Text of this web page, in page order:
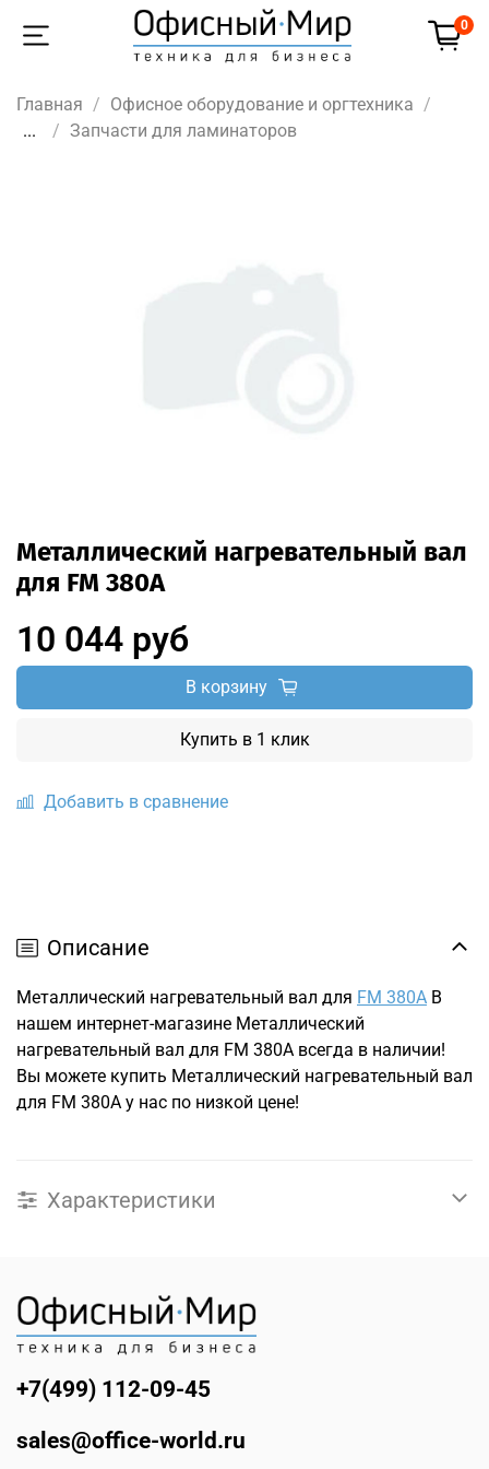
0
Главная
Офисное оборудование и оргтехника
...
Запчасти для ламинаторов
Металлический нагревательный вал
для FM 380А
Добавить в сравнение
10 044 руб
В корзину
Купить в 1 клик
Описание
Металлический нагревательный вал для FM 380А В
нашем интернет-магазине Металлический
нагревательный вал для FM 380А всегда в наличии!
Вы можете купить Металлический нагревательный вал
для FM 380А у нас по низкой цене!
Характеристики
+7(499) 112-09-45
sales@office-world.ru